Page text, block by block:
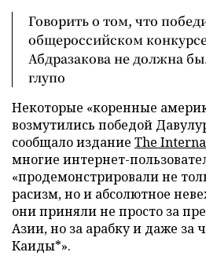
Говорить о том, что
общероссийском
Абдразакова не должна
глупо
Некоторые «коренные
возмутились победой
сообщало издание The
многие интернет-
«продемонстрировали не
расизм, но и абсолютное
они приняли не просто за
Азии, но за арабку и даже за
Каиды*».